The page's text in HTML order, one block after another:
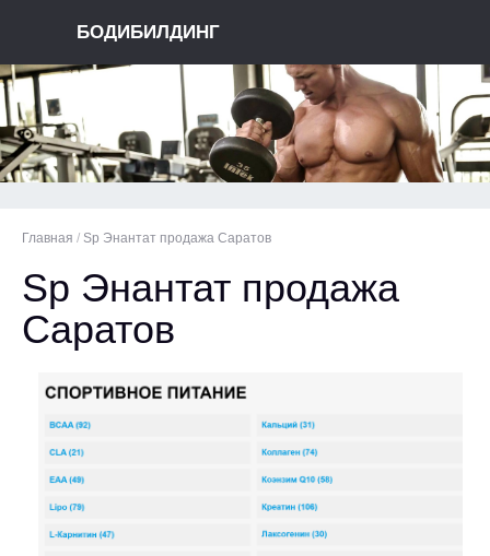
БОДИБИЛДИНГ
Главная / Sp Энантат продажа Саратов
Sp Энантат продажа
Саратов